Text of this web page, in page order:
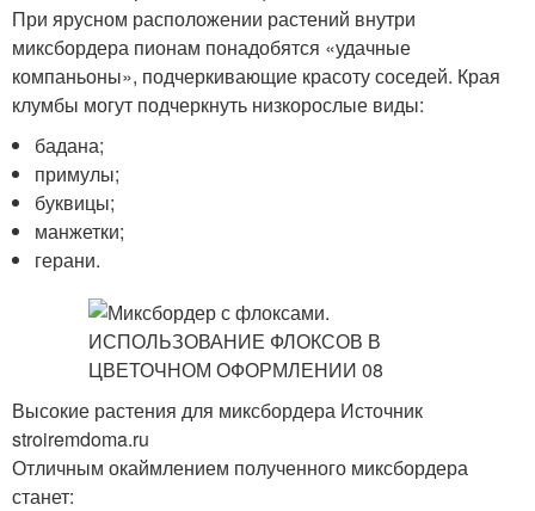
При ярусном расположении растений внутри
миксбордера пионам понадобятся «удачные
компаньоны», подчеркивающие красоту соседей. Края
клумбы могут подчеркнуть низкорослые виды:
бадана;
примулы;
буквицы;
манжетки;
герани.
Высокие растения для миксбордера Источник
stroiremdoma.ru
Отличным окаймлением полученного миксбордера
станет: